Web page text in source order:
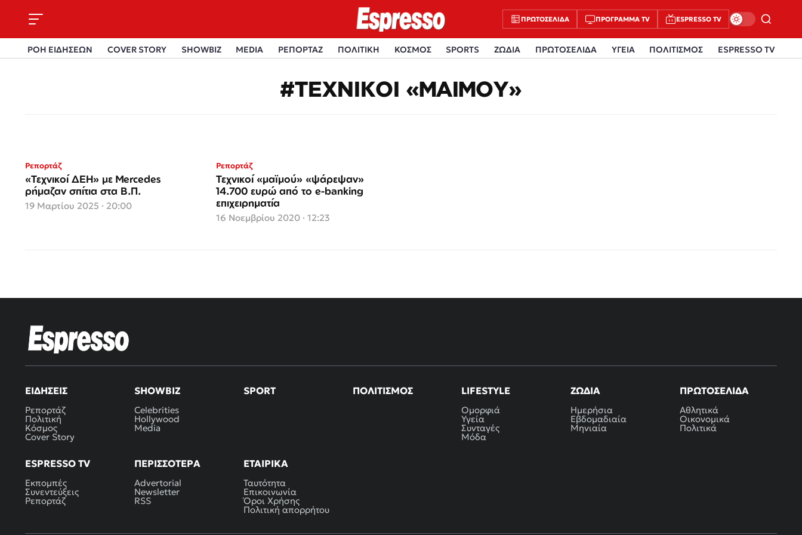
ΠΡΩΤΟΣΈΛΙΔΑ ΠΡΌΓΡΑΜΜΑ TV ESPRESSO TV
ΡΟΗ ΕΙΔΗΣΕΩΝ COVER STORY SHOWBIZ MEDIA ΡΕΠΟΡΤΑΖ ΠΟΛΙΤΙΚΗ ΚΟΣΜΟΣ SPORTS ΖΩΔΙΑ ΠΡΩΤΟΣΕΛΙΔΑ ΥΓΕΙΑ ΠΟΛΙΤΙΣΜΟΣ ESPRESSO TV
#ΤΕΧΝΙΚΟΙ «ΜΑΙΜΟΥ»
Ρεπορτάζ
«Τεχνικοί ΔΕΗ» με Mercedes
ρήμαζαν σπίτια στα Β.Π.
19 Μαρτίου 2025 · 20:00
Ρεπορτάζ
Τεχνικοί «μαϊμού» «ψάρεψαν»
14.700 ευρώ από το e-banking
επιχειρηματία
16 Νοεμβρίου 2020 · 12:23
ΕΙΔΉΣΕΙΣ
Ρεπορτάζ
Πολιτική
Κόσμος
Cover Story
SHOWBIZ
Celebrities
Hollywood
Media
SPORT ΠΟΛΙΤΙΣΜΌΣ LIFESTYLE
Ομορφιά
Υγεία
Συνταγές
Μόδα
ΖΏΔΙΑ
Ημερήσια
Εβδομαδιαία
Μηνιαία
ΠΡΩΤΟΣΈΛΙΔΑ
Αθλητικά
Οικονομικά
Πολιτικά
ESPRESSO TV
Εκπομπές
Συνεντεύξεις
Ρεπορτάζ
ΠΕΡΙΣΣΌΤΕΡΑ
Advertorial
Newsletter
RSS
ΕΤΑΙΡΙΚΆ
Ταυτότητα
Επικοινωνία
Όροι Χρήσης
Πολιτική απορρήτου